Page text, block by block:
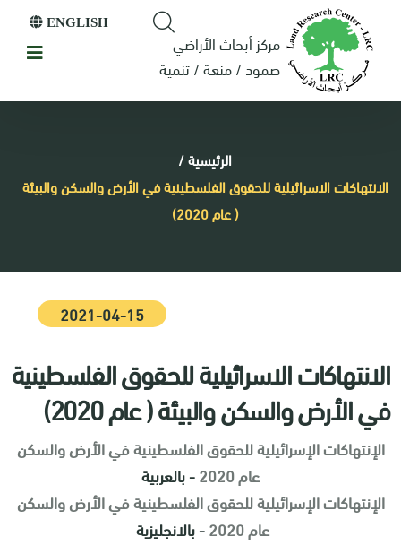
مركز أبحاث الأراضي
صمود / منعة / تنمية
ENGLISH
الرئيسية/
الانتهاكات الاسرائيلية للحقوق الفلسطينية في الأرض والسكن والبيئة
( عام 2020)
2021-04-15
الانتهاكات الاسرائيلية للحقوق الفلسطينية
في الأرض والسكن والبيئة ( عام 2020)
الإنتهاكات الإسرائيلية للحقوق الفلسطينية في الأرض والسكن
عام 2020
- بالعربية
الإنتهاكات الإسرائيلية للحقوق الفلسطينية في الأرض والسكن
عام 2020
- بالانجليزية